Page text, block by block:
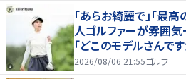
「あらお綺麗で」「最
人ゴルファーが雰囲
「どこのモデルさんです
2026/08/06 21:55ゴルフ